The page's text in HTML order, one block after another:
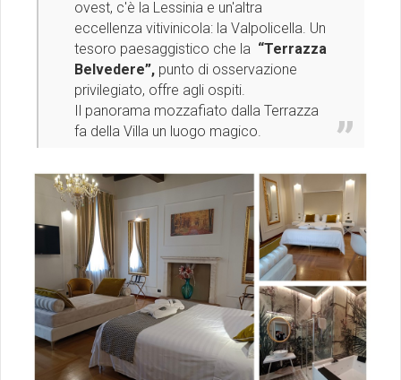
ovest, c'è la Lessinia e un'altra
eccellenza vitivinicola: la Valpolicella. Un
tesoro paesaggistico che la “Terrazza
Belvedere”, punto di osservazione
privilegiato, offre agli ospiti.
Il panorama mozzafiato dalla Terrazza
fa della Villa un luogo magico.